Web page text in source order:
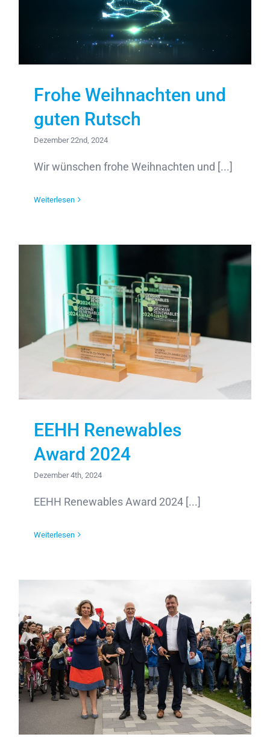
Frohe Weihnachten und
guten Rutsch
Dezember 22nd, 2024
Wir wünschen frohe Weihnachten und [...]
Weiterlesen
EEHH Renewables
Award 2024
Dezember 4th, 2024
EEHH Renewables Award 2024 [...]
Weiterlesen